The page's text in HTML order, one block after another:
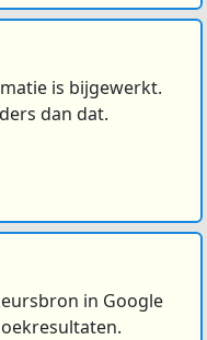
is bijgewerkt.
dan dat.
in Google